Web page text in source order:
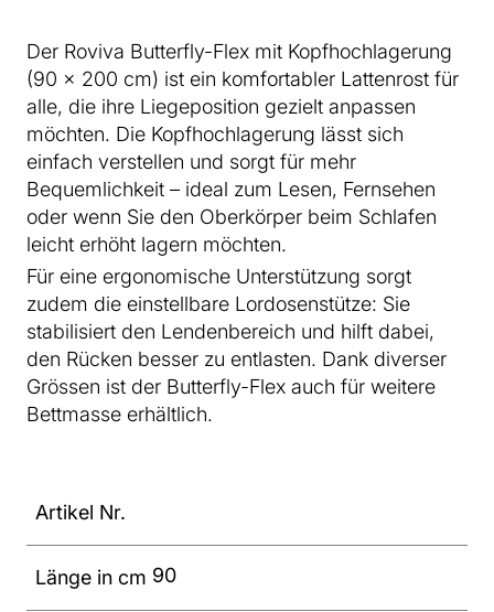
Der Roviva Butterfly-Flex mit Kopfhochlagerung
(90 × 200 cm) ist ein komfortabler Lattenrost für
alle, die ihre Liegeposition gezielt anpassen
möchten. Die Kopfhochlagerung lässt sich
einfach verstellen und sorgt für mehr
Bequemlichkeit – ideal zum Lesen, Fernsehen
oder wenn Sie den Oberkörper beim Schlafen
leicht erhöht lagern möchten.
Für eine ergonomische Unterstützung sorgt
zudem die einstellbare Lordosenstütze: Sie
stabilisiert den Lendenbereich und hilft dabei,
den Rücken besser zu entlasten. Dank diverser
Grössen ist der Butterfly-Flex auch für weitere
Bettmasse erhältlich.
Artikel Nr.
Länge in cm 90